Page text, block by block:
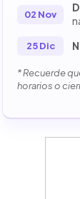
02 Nov
25 Dic
* Recuerde
horarios o